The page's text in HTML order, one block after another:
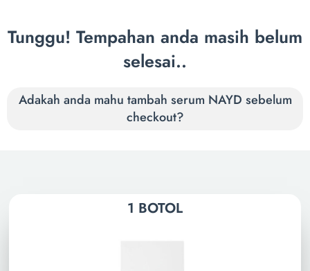
Tunggu! Tempahan anda masih belum
selesai..
Adakah anda mahu tambah serum NAYD sebelum
checkout?
1 BOTOL